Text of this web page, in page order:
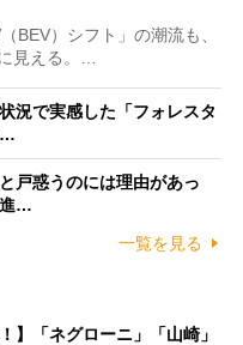
BEV）シフト」の潮流も、
見える。…
況で実感した「フォレスタ
…
戸惑うのには理由があっ
…
一覧を見る
】「ネグローニ」「山崎」